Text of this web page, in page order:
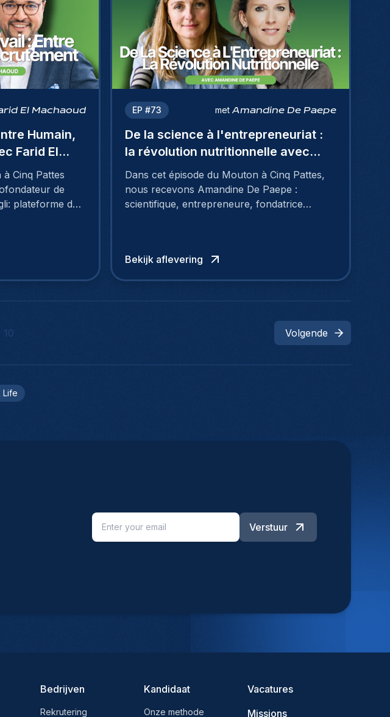
El Machaoud
Humain,
Farid El
Cinq Pattes
de
plateforme de
EP #73 met Amandine De Paepe
De la science à l'entrepreneuriat :
la révolution nutritionnelle avec
Amandine De Paepe
Dans cet épisode du Mouton à Cinq Pattes,
nous recevons Amandine De Paepe :
scientifique, entrepreneure, fondatrice
Bekijk aflevering
10 Volgende
Life
Verstuur
Bedrijven
Rekrutering
Kandidaat
Onze methode
Vacatures
Missions